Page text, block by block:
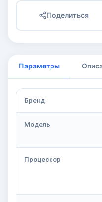
Поделиться
Параметры
Бренд
Модель
Процессор